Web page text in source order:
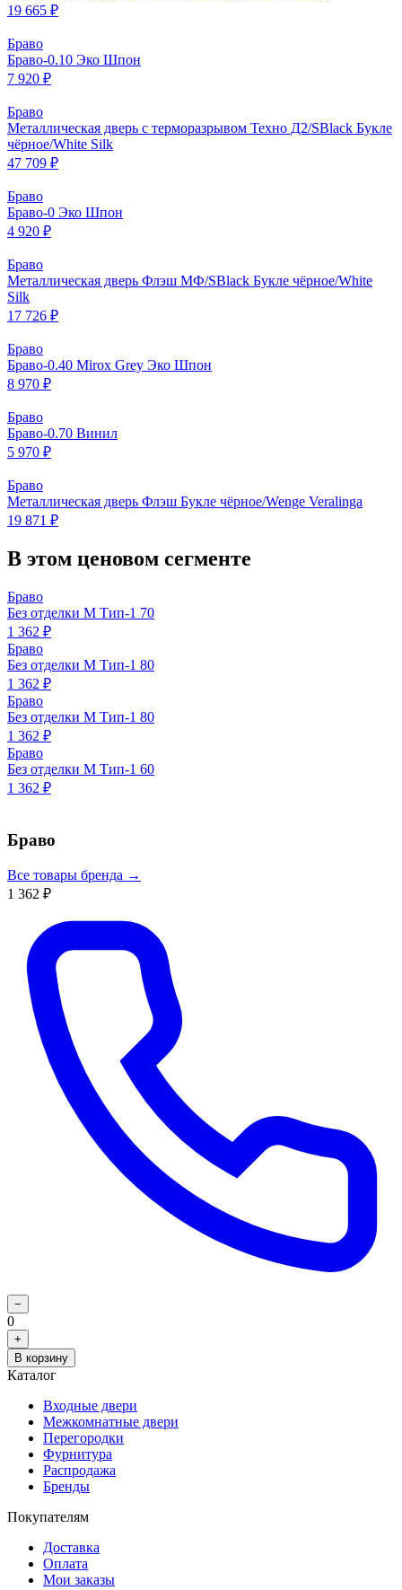
19 665 ₽
Браво
Браво-0.10 Эко Шпон
7 920 ₽
Браво
Металлическая дверь с терморазрывом Техно Д2/SBlack Букле
чёрное/White Silk
47 709 ₽
Браво
Браво-0 Эко Шпон
4 920 ₽
Браво
Металлическая дверь Флэш МФ/SBlack Букле чёрное/White
Silk
17 726 ₽
Браво
Браво-0.40 Mirox Grey Эко Шпон
8 970 ₽
Браво
Браво-0.70 Винил
5 970 ₽
Браво
Металлическая дверь Флэш Букле чёрное/Wenge Veralinga
19 871 ₽
В этом ценовом сегменте
Браво
Без отделки М Тип-1 70
1 362 ₽
Браво
Без отделки М Тип-1 80
1 362 ₽
Браво
Без отделки М Тип-1 80
1 362 ₽
Браво
Без отделки М Тип-1 60
1 362 ₽
Браво
Все товары бренда →
1 362 ₽
−
0
+
В корзину
Каталог
Входные двери
Межкомнатные двери
Перегородки
Фурнитура
Распродажа
Бренды
Покупателям
Доставка
Оплата
Мои заказы